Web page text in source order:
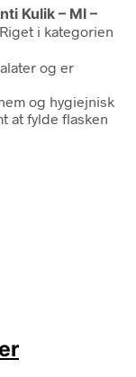
Kulik – Ml –
i kategorien
og er
og hygiejnisk
at fylde flasken